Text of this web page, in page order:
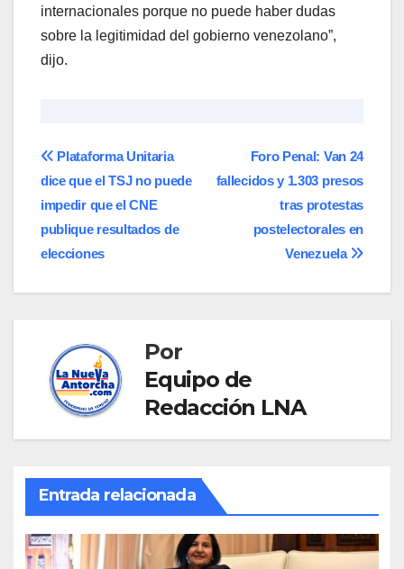
internacionales porque no puede haber dudas
sobre la legitimidad del gobierno venezolano”,
dijo.
Navegación
de
entradas
Foro Penal: Van 24
fallecidos y 1.303 presos
tras protestas
postelectorales en
Venezuela
Plataforma Unitaria
dice que el TSJ no puede
impedir que el CNE
publique resultados de
elecciones
Por
Equipo de
Redacción LNA
Entrada relacionada